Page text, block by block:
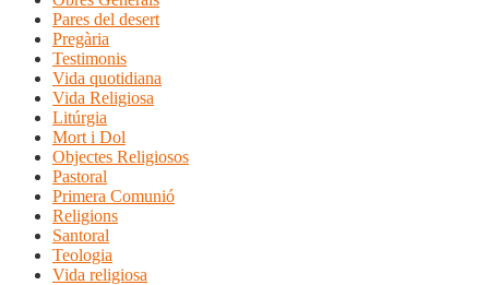
Pares del desert
Pregària
Testimonis
Vida quotidiana
Vida Religiosa
Litúrgia
Mort i Dol
Objectes Religiosos
Pastoral
Primera Comunió
Religions
Santoral
Teologia
Vida religiosa